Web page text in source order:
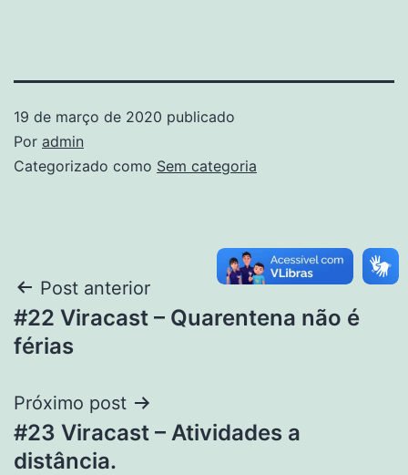
19 de março de 2020 publicado
Por admin
Categorizado como Sem categoria
Post anterior
#22 Viracast – Quarentena não é
férias
Próximo post
#23 Viracast – Atividades a
distância.